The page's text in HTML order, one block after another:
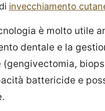
invecchiamento
è molto utile
dentale e la
(gengivectomia,
battericide e